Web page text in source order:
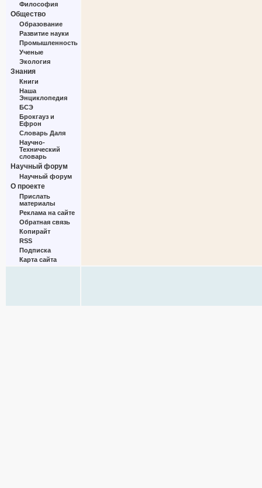
Философия
Общество
Образование
Развитие науки
Промышленность
Ученые
Экология
Знания
Книги
Наша
Энциклопедия
БСЭ
Брокгауз и
Ефрон
Словарь Даля
Научно-
Технический
словарь
Научный форум
Научный форум
О проекте
Прислать
материалы
Реклама на сайте
Обратная связь
Копирайт
RSS
Подписка
Карта сайта